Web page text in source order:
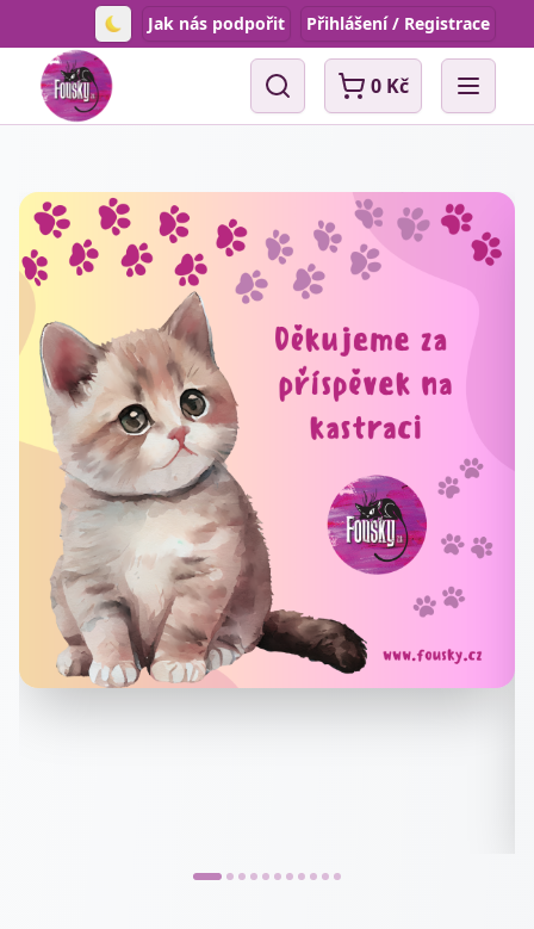
Toggle theme
Jak nás podpořit Přihlášení / Registrace
Vyhledávání0 Kč Open